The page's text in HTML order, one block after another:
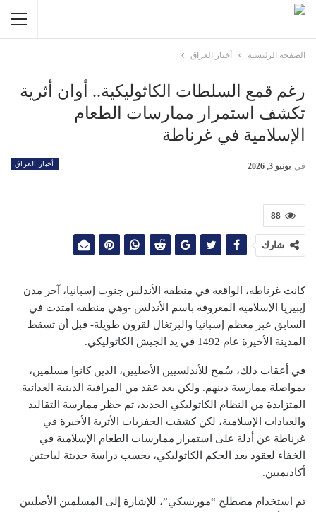
الصفحة الرئيسية أخبار العراق
رغم قمع السلطات الكاثوليكية.. أوان أثرية
تكشف استمرار ممارسات الطعام
الإسلامية في غرناطة
أخبار العراق في يونيو 3, 2026
88
شارك
كانت غرناطة، الواقعة في منطقة الأندلس جنوب إسبانيا، آخر مدن
إيبيريا الإسلامية المعروفة باسم الأندلس -وهي منطقة امتدت في
السابق عبر معظم إسبانيا والبرتغال لقرون طويلة- قبل أن تسقط
المدينة الأخيرة عام 1492 في يد الجيش الكاثوليكي.
في أعقاب ذلك، سُمح للأندلسيين الأصليين، الذين كانوا مسلمين،
بمواصلة ممارسة دينهم. ولكن بعد عقد من المراقبة الدينية العدائية
المتزايدة من النظام الكاثوليكي الجديد، تم حظر ممارسة التقاليد
والعبادات الإسلامية، لكن كشفت الحفريات الأثرية الأخيرة في
غرناطة عن أدلة على استمرار ممارسات الطعام الإسلامية في
الخفاء لعقود بعد الحكم الكاثوليكي، بحسب دراسة حديثة لباحثين
أكاديميين.
تم استخدام مصطلح “موريسكي”، للإشارة إلى المسلمين الأصليين